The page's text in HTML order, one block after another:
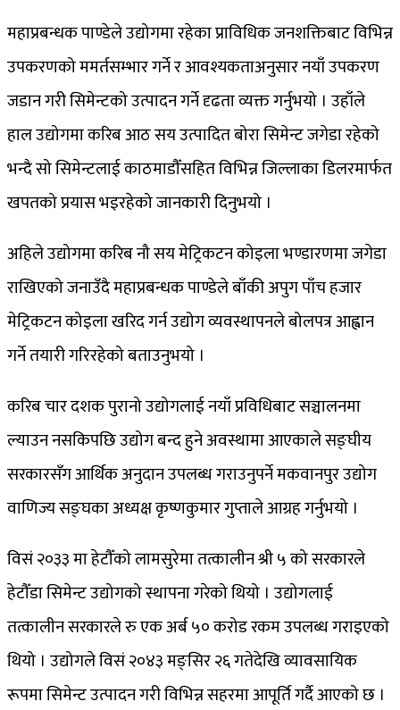
महाप्रबन्धक पाण्डेले उद्योगमा रहेका प्राविधिक जनशक्तिबाट विभिन्न
उपकरणको ममर्तसम्भार गर्ने र आवश्यकताअनुसार नयाँ उपकरण
जडान गरी सिमेन्टको उत्पादन गर्ने दृढता व्यक्त गर्नुभयो । उहाँले
हाल उद्योगमा करिब आठ सय उत्पादित बोरा सिमेन्ट जगेडा रहेको
भन्दै सो सिमेन्टलाई काठमाडौँसहित विभिन्न जिल्लाका डिलरमार्फत
खपतको प्रयास भइरहेको जानकारी दिनुभयो ।
अहिले उद्योगमा करिब नौ सय मेट्रिकटन कोइला भण्डारणमा जगेडा
राखिएको जनाउँदै महाप्रबन्धक पाण्डेले बाँकी अपुग पाँच हजार
मेट्रिकटन कोइला खरिद गर्न उद्योग व्यवस्थापनले बोलपत्र आह्वान
गर्ने तयारी गरिरहेको बताउनुभयो ।
करिब चार दशक पुरानो उद्योगलाई नयाँ प्रविधिबाट सञ्चालनमा
ल्याउन नसकिपछि उद्योग बन्द हुने अवस्थामा आएकाले सङ्घीय
सरकारसँग आर्थिक अनुदान उपलब्ध गराउनुपर्ने मकवानपुर उद्योग
वाणिज्य सङ्घका अध्यक्ष कृष्णकुमार गुप्ताले आग्रह गर्नुभयो ।
विसं २०३३ मा हेटौँको लामसुरेमा तत्कालीन श्री ५ को सरकारले
हेटौँडा सिमेन्ट उद्योगको स्थापना गरेको थियो । उद्योगलाई
तत्कालीन सरकारले रु एक अर्ब ५० करोड रकम उपलब्ध गराइएको
थियो । उद्योगले विसं २०४३ मङ्सिर २६ गतेदेखि व्यावसायिक
रूपमा सिमेन्ट उत्पादन गरी विभिन्न सहरमा आपूर्ति गर्दै आएको छ ।